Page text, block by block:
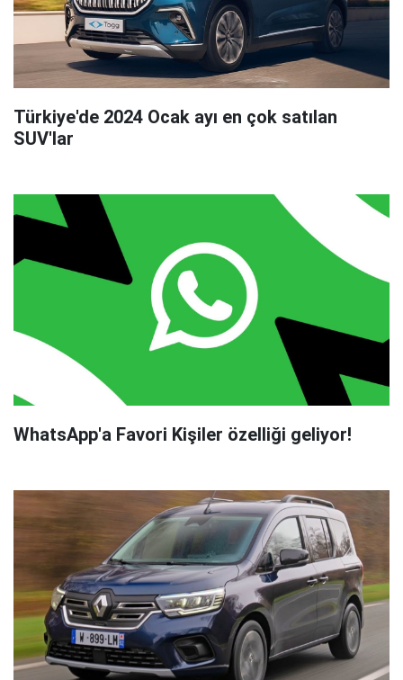
Türkiye'de 2024 Ocak ayı en çok satılan
SUV'lar
WhatsApp'a Favori Kişiler özelliği geliyor!